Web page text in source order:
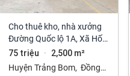
Cho thuê kho, nhà xưởng
Đường Quốc lộ 1A, Xã Hố
Nai 3, Trảng Bom, Đồng
Nai giá 75 Triệu
75 triệu · 2,500 m²
Huyện Trảng Bom, Đồng